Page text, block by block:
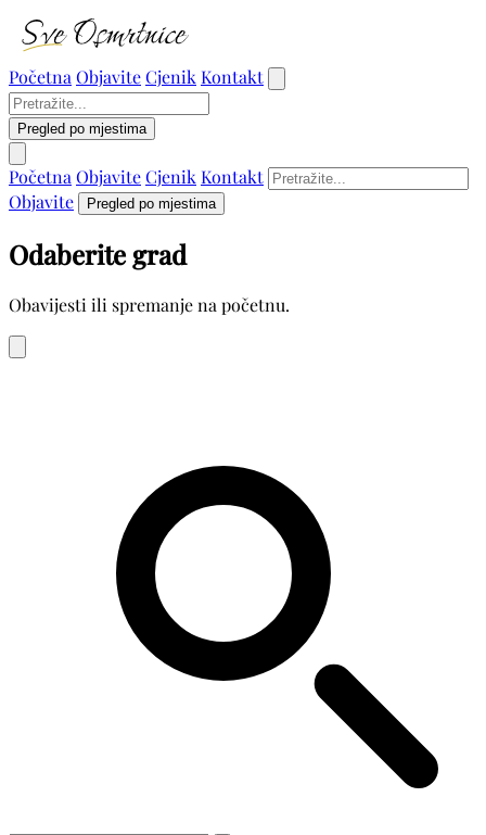
Početna ObjaviteCjenik Kontakt
Pregled po mjestima
Početna ObjaviteCjenik Kontakt
Objavite
Pregled po mjestima
Odaberite grad
Obavijesti ili spremanje na početnu.